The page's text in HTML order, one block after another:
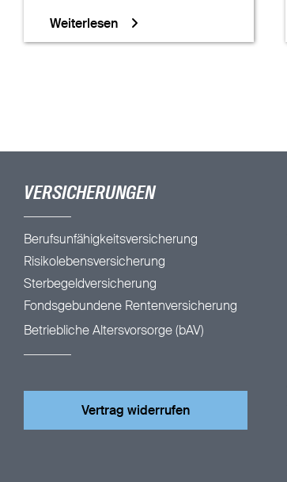
Weiterlesen
VERSICHERUNGEN
Berufsunfähigkeitsversicherung
Risikolebensversicherung
Sterbegeldversicherung
Fondsgebundene Rentenversicherung
Betriebliche Altersvorsorge (bAV)
Vertrag widerrufen